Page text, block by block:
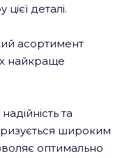
деталі.
асортимент
найкраще
та
широким
оптимально